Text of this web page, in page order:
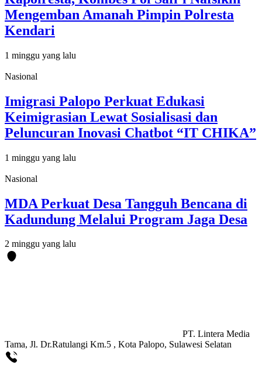
Mengemban Amanah Pimpin Polresta
Kendari
1 minggu yang lalu
Nasional
Imigrasi Palopo Perkuat Edukasi
Keimigrasian Lewat Sosialisasi dan
Peluncuran Inovasi Chatbot “IT CHIKA”
1 minggu yang lalu
Nasional
MDA Perkuat Desa Tangguh Bencana di
Kadundung Melalui Program Jaga Desa
2 minggu yang lalu
PT. Lintera Media
Tama, Jl. Dr.Ratulangi Km.5 , Kota Palopo, Sulawesi Selatan